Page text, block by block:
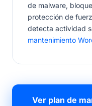
de malware,
protección de
detecta actividad
mantenimiento
Ver plan de